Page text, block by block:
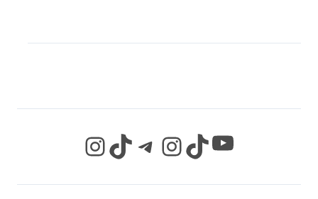
InstagramTikTok Telegram InstagramTikTok YouTube